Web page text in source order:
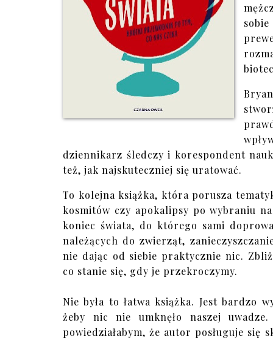
dziennikarz śledczy i korespondent
też, jak najskuteczniej się uratować.
To kolejna książka, która porusza
kosmitów czy apokalipsy po wybraniu
koniec świata, do którego sami
należących do zwierząt,
nie dając od siebie praktycznie nic.
co stanie się, gdy je przekroczymy.
Nie była to łatwa książka. Jest bardzo
żeby nic nie umknęło naszej
powiedziałabym, że autor posługuje się